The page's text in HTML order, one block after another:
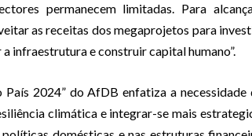
permanecem limitadas. Para
as receitas dos megaprojetos para
infraestrutura e construir capital humano”.
País 2024” do AfDB enfatiza a
climática e integrar-se mais